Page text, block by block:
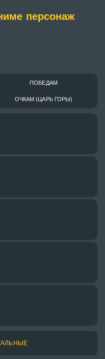
персонаж
ПОБЕДАМ
ОЧКАМ (ЦАРЬ ГОРЫ)